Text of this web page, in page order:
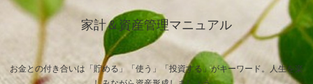
家計＆資産管理マニュアル
お金との付き合いは「貯める」「使う」「投資する」がキーワード。人生を楽